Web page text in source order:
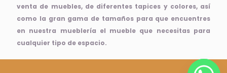
venta de muebles, de diferentes tapices y colores, así
como la gran gama de tamaños para que encuentres
en nuestra mueblería el mueble que necesitas para
cualquier tipo de espacio.